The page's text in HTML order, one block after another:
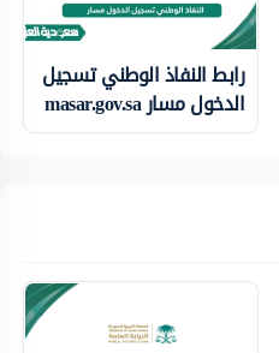
رابط النفاذ الوطني تسجيل
الدخول مسار masar.gov.sa